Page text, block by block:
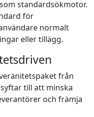
standard­sökmotor.
för
normalt
eller tillägg.
från
till att minska
och främja